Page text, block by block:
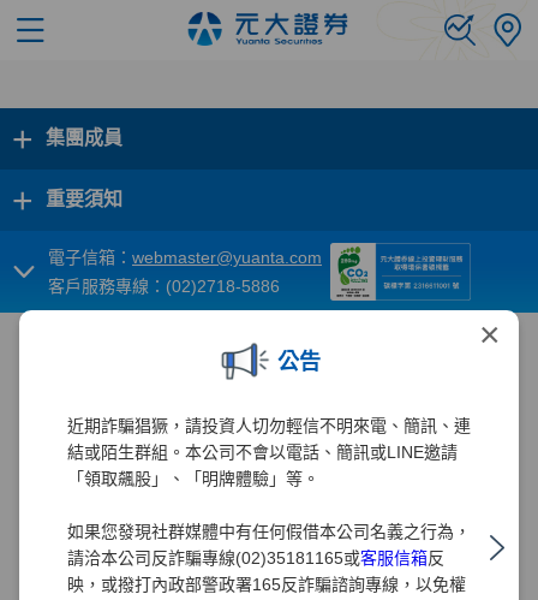
×
公告
近期詐騙猖獗，請投資人切勿輕信不明來電、簡訊、連
結或陌生群組。本公司不會以電話、簡訊或LINE邀請
「領取飆股」、「明牌體驗」等。
如果您發現社群媒體中有任何假借本公司名義之行為，
請洽本公司反詐騙專線(02)35181165或客服信箱反
映，或撥打內政部警政署165反詐騙諮詢專線，以免權
+ 集團成員
+ 重要須知
電子信箱： webmaster@yuanta.com
客戶服務專線：(02)2718-5886